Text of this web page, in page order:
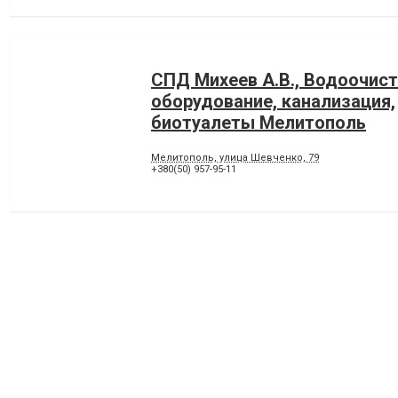
СПД Михеев А.В.,
оборудование, канализация,
биотуалеты Мелитополь
Мелитополь, улица Шевченко, 79
+380(50) 957-95-11